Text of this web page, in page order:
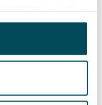
olet antanut
heidän